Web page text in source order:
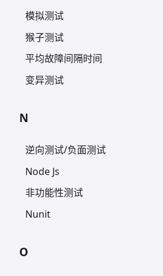
模拟测试
猴子测试
平均故障间隔时间
变异测试
N
逆向测试/负面测试
Node Js
非功能性测试
Nunit
O